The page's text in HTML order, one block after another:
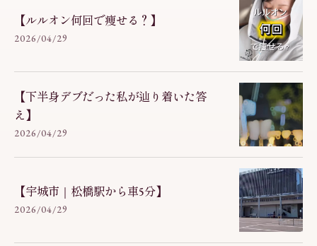
【ルルオン何回で痩せる？】
2026/04/29
【下半身デブだった私が辿り着いた答
え】
2026/04/29
【宇城市｜松橋駅から車5分】
2026/04/29